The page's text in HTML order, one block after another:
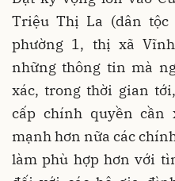
Triệu Thị La (dân
phường 1, thị xã
những thông tin mà
xác, trong thời gian
cấp chính quyền cần
mạnh hơn nữa các
làm phù hợp hơn với